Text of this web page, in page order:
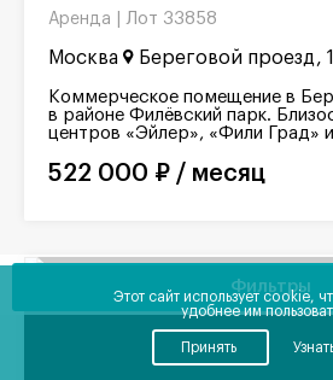
Фильтры
Аренда | Лот 33858
Москва Береговой проезд,
Коммерческое помещение в
в районе Филёвский парк.
центров «Эйлер», «Фили Град»
522 000 ₽ / месяц
Этот сайт использует cookie,
удобнее им
Принять